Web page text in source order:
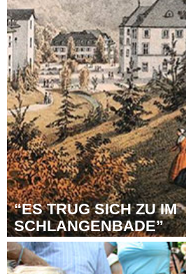
“ES TRUG SICH ZU IM
SCHLAN­GEN­BA­DE”